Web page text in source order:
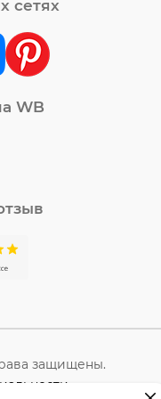
сетях
WB
защищены.